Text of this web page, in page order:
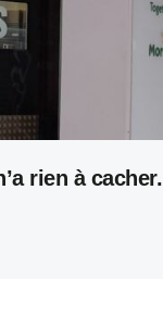
rien à cacher.